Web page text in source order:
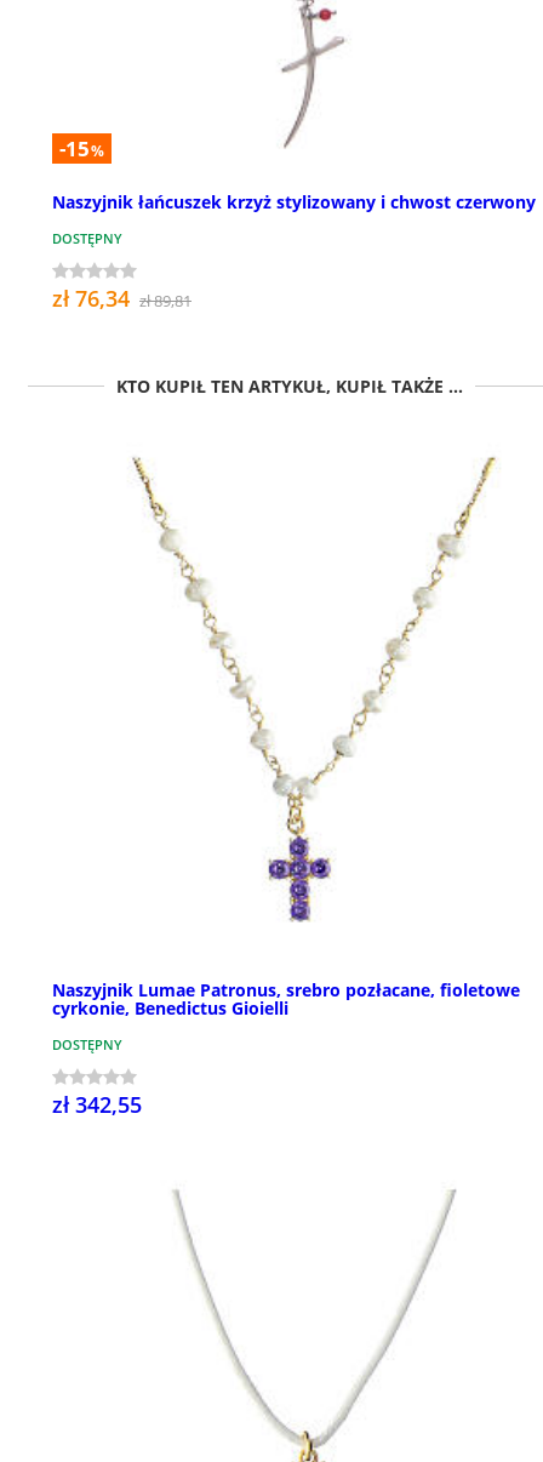
-15%
Naszyjnik łańcuszek krzyż stylizowany i chwost czerwony
DOSTĘPNY
zł 76,34 zł 89,81
KTO KUPIŁ TEN ARTYKUŁ, KUPIŁ TAKŻE ...
Naszyjnik Lumae Patronus, srebro pozłacane, fioletowe
cyrkonie, Benedictus Gioielli
DOSTĘPNY
zł 342,55